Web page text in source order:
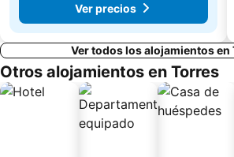
Ver precios
Ver todos los alojamientos en
Otros alojamientos en Torres